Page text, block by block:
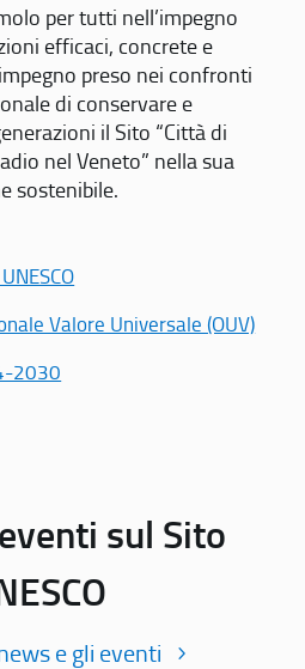
per tutti nell’impegno
efficaci, concrete e
preso nei confronti
di conservare e
il Sito “Città di
nel Veneto” nella sua
sostenibile.
Valore Universale (OUV)
2030
sul Sito
e gli eventi